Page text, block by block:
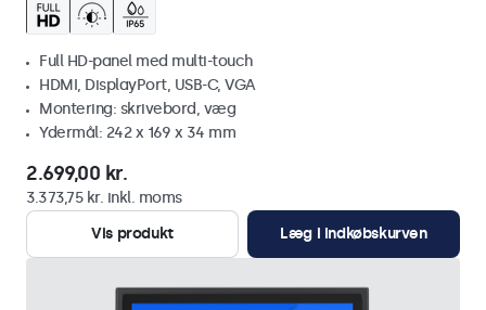
Full HD-panel med multi-touch
HDMI, DisplayPort, USB-C, VGA
Montering: skrivebord, væg
Ydermål: 242 x 169 x 34 mm
2.699,00 kr.
3.373,75 kr. inkl. moms
Vis produkt
Læg i indkøbskurven